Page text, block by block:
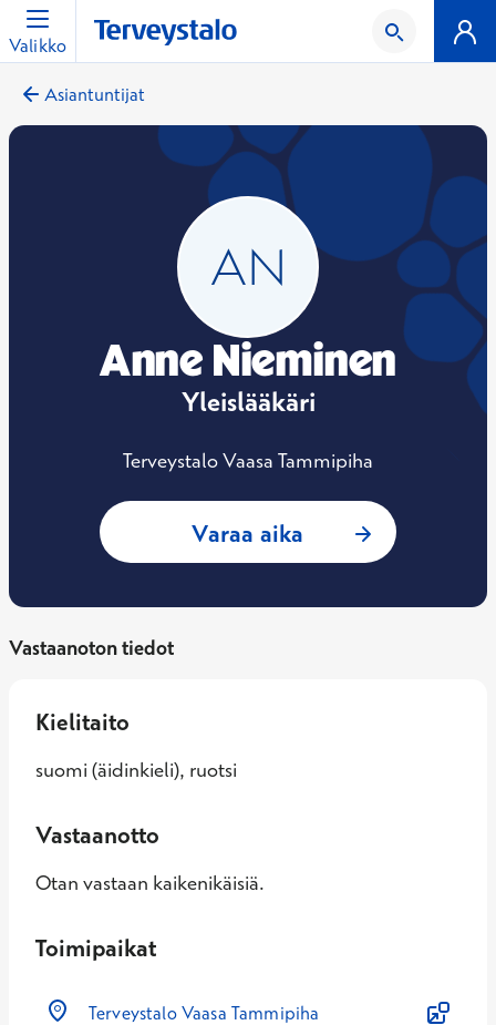
Valikko
Asiantuntijat
Anne Nieminen
Yleislääkäri
Terveystalo Vaasa Tammipiha
Varaa aika : Anne
Vastaanoton tiedot
Kielitaito
suomi (äidinkieli), ruotsi
Vastaanotto
Otan vastaan kaikenikäisiä.
Toimipaikat
Terveystalo Vaasa Tammipiha